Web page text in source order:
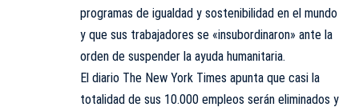
programas de igualdad y sostenibilidad en el mundo
y que sus trabajadores se «insubordinaron» ante la
orden de suspender la ayuda humanitaria.
El diario The New York Times apunta que casi la
totalidad de sus 10.000 empleos serán eliminados y